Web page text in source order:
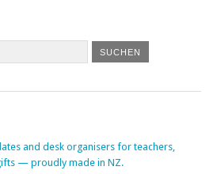
and desk organisers for teachers,
— proudly made in NZ.